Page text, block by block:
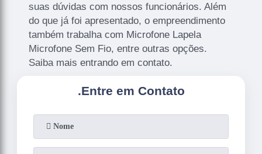
suas dúvidas com nossos funcionários. Além
do que já foi apresentado, o empreendimento
também trabalha com Microfone Lapela
Microfone Sem Fio, entre outras opções.
Saiba mais entrando em contato.
.Entre em Contato